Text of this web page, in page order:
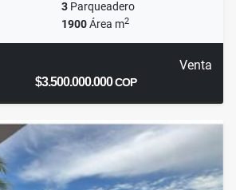
3 Parqueadero
1900Área m2
Venta
$3.500.000.000COP